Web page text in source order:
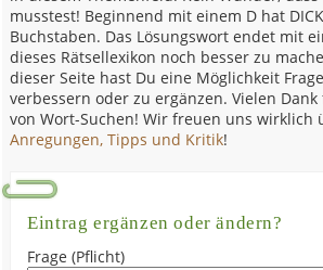
musstest! Beginnend mit einem D hat
Buchstaben. Das Lösungswort endet mit
dieses Rätsellexikon noch besser zu
dieser Seite hast Du eine Möglichkeit
verbessern oder zu ergänzen. Vielen
von Wort-Suchen! Wir freuen uns wirklich
Anregungen, Tipps und Kritik!
Eintrag ergänzen oder ändern?
Frage (Pflicht)